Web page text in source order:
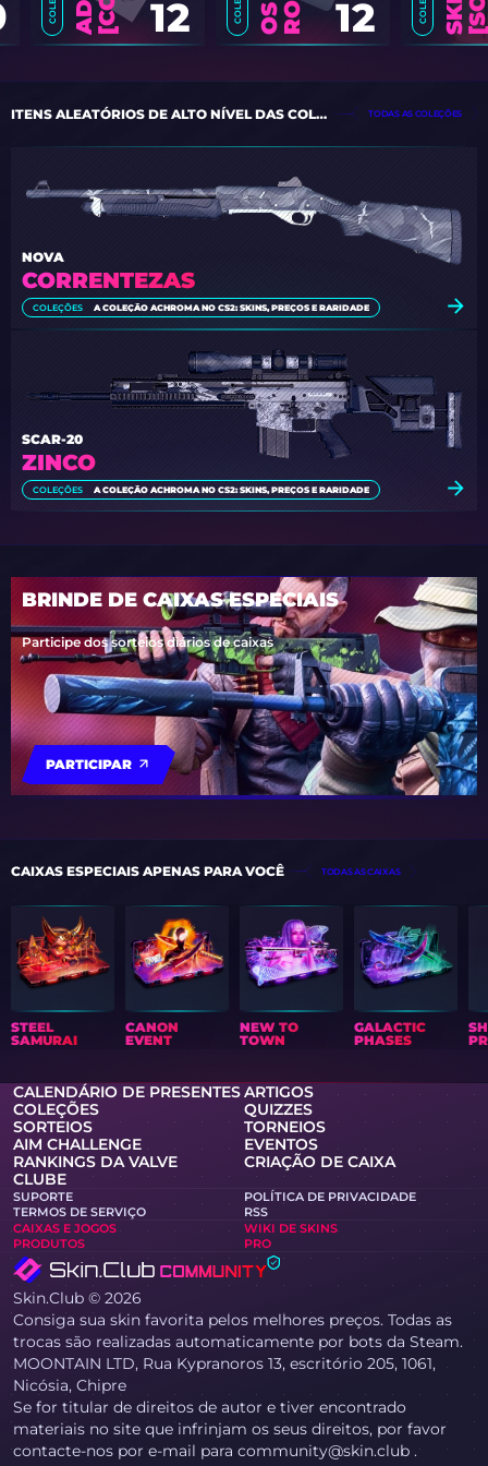
12
12
ITENS ALEATÓRIOS DE ALTO NÍVEL DAS COLEÇÕES TODAS AS COLEÇÕES
CORRENTEZAS
NOVA
COLEÇÕES A COLEÇÃO ACHROMA NO CS2: SKINS, PREÇOS E RARIDADE
ZINCO
SCAR-20
COLEÇÕES A COLEÇÃO ACHROMA NO CS2: SKINS, PREÇOS E RARIDADE
BRINDE DE CAIXAS ESPECIAIS
Participe dos sorteios diários de caixas
PARTICIPAR
CAIXAS ESPECIAIS APENAS PARA VOCÊ TODAS AS CAIXAS
STEEL
SAMURAI
CANON
EVENT
NEW TO
TOWN
GALACTIC
PHASES
CALENDÁRIO DE PRESENTESARTIGOS
COLEÇÕES
QUIZZES
SORTEIOS
TORNEIOS
AIM CHALLENGE
EVENTOS
RANKINGS DA VALVE
CRIAÇÃO DE CAIXA
CLUBE
SUPORTE
POLÍTICA DE PRIVACIDADE
TERMOS DE SERVIÇO
RSS
CAIXAS E JOGOS
WIKI DE SKINS
PRODUTOS
PRO
Skin.Club © 2026
Consiga sua skin favorita pelos melhores preços. Todas as
trocas são realizadas automaticamente por bots da Steam.
MOONTAIN LTD, Rua Kypranoros 13, escritório 205, 1061,
Nicósia, Chipre
Se for titular de direitos de autor e tiver encontrado
materiais no site que infrinjam os seus direitos, por favor
contacte-nos por e-mail para community@skin.club .